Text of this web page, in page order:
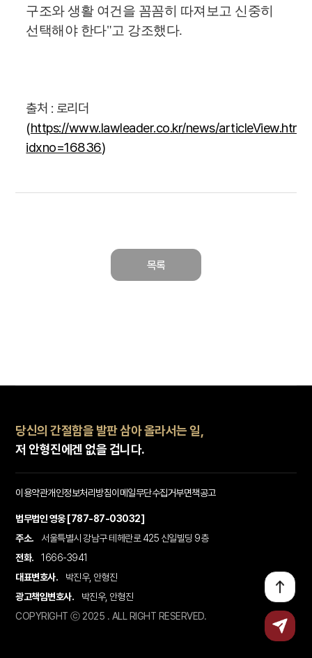
구조와 생활 여건을 꼼꼼히 따져보고 신중히
선택해야 한다"고 강조했다.
출처 : 로리더
(https://www.lawleader.co.kr/news/articleView.html?
idxno=16836)
목록
당신의 간절함을 발판 삼아 올라서는 일,
저 안형진에겐 없을 겁니다.
법무법인 영웅 [787-87-03032]
주소.
서울특별시 강남구 테헤란로 425 신일빌딩 9층
전화.
1666-3941
대표변호사.
박진우, 안형진
광고책임변호사.
박진우, 안형진
COPYRIGHT ⓒ 2025 . ALL RIGHT RESERVED.
이용약관개인정보처리방침이메일무단수집거부면책공고